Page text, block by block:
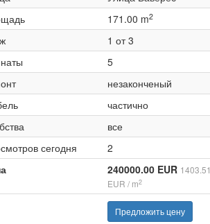
171.00 m2
1 от 3
5
незаконченый
частично
все
сегодня
2
240000.00 EUR 1403.51
EUR / m2
Предложить цену